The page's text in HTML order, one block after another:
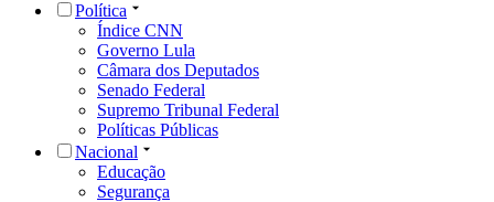
Política
Índice CNN
Governo Lula
Câmara dos Deputados
Senado Federal
Supremo Tribunal Federal
Políticas Públicas
Nacional
Educação
Segurança